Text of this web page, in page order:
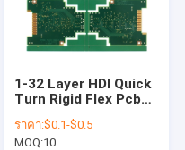
1-32 Layer HDI Quick
Turn Rigid Flex Pcb
กว้างของเส้น 3mil
ราคา:$0.1-$0.5
MOQ:10